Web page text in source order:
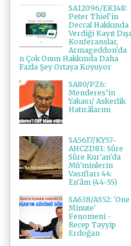
SA12096/EK148:
Peter Thiel'in
Deccal Hakkında
Verdiği Kayıt Dışı
Konferanslar,
Armageddon'da
n Çok Onun Hakkında Daha
Fazla Şey Ortaya Koyuyor
SA80/PZ6:
Menderes’in
Yakası/ Askerlik
Hatırâlarım
SA5617/KY57-
AHCZD81: Sûre
Sûre Kur'an'da
Mü'minlerin
Vasıfları 44:
En'âm (44-55)
SA638/AS52: 'One
Minute'
Fenomeni -
Recep Tayyip
Erdoğan